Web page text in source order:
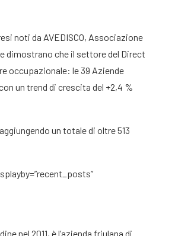
noti da AVEDISCO, Associazione
dimostrano che il settore del Direct
occupazionale: le 39 Aziende
un trend di crescita del +2,4 %
un totale di oltre 513
nel 2011, è l’azienda friulana di